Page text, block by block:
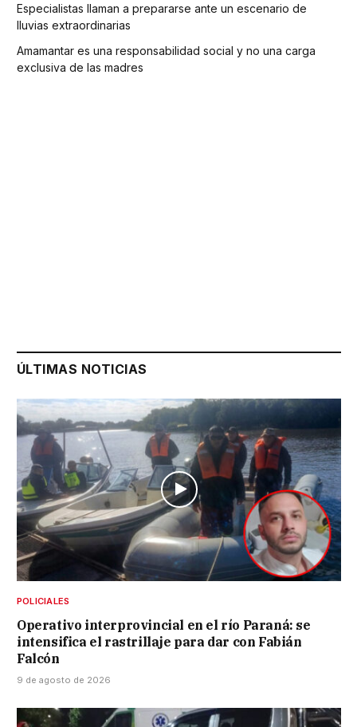
Especialistas llaman a prepararse ante un escenario de
lluvias extraordinarias
Amamantar es una responsabilidad social y no una carga
exclusiva de las madres
ÚLTIMAS NOTICIAS
POLICIALES
Operativo interprovincial en el río Paraná: se
intensifica el rastrillaje para dar con Fabián
Falcón
9 de agosto de 2026